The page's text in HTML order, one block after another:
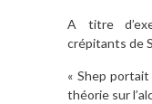
A titre
crépitants de
« Shep
théorie sur